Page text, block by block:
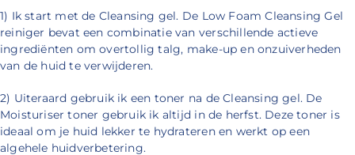
1) Ik start met de Cleansing gel. De Low Foam Cleansing Gel
reiniger bevat een combinatie van verschillende actieve
ingrediënten om overtollig talg, make-up en onzuiverheden
van de huid te verwijderen.
2) Uiteraard gebruik ik een toner na de Cleansing gel. De
Moisturiser toner gebruik ik altijd in de herfst. Deze toner is
ideaal om je huid lekker te hydrateren en werkt op een
algehele huidverbetering.